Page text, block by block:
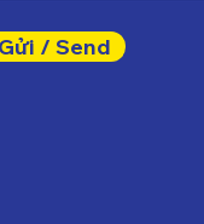
Gửi / Send